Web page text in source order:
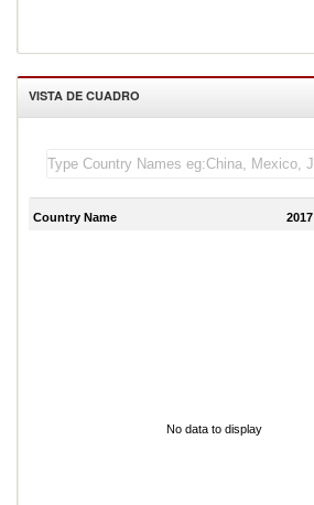
VISTA DE CUADRO
Country Name 2017
No data to display